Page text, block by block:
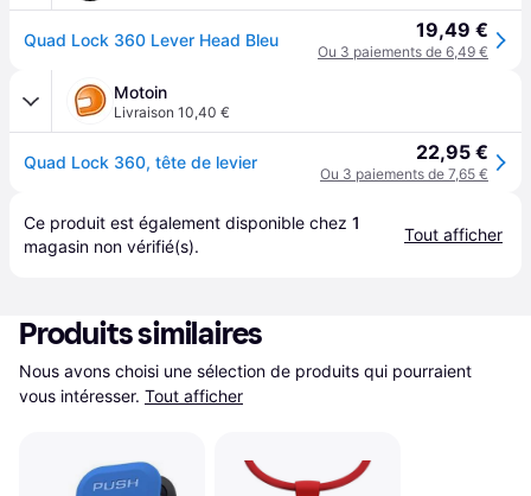
Quad Lock 360 Lever Head Bleu 19,49 €
Ou 3 paiements de 6,49 €
Motoin
Livraison 10,40 €
Quad Lock 360, tête de levier 22,95 €
Ou 3 paiements de 7,65 €
Ce produit est également disponible chez 1
magasin non vérifié(s).
Tout afficher
Produits similaires
Nous avons choisi une sélection de produits qui pourraient
vous intéresser. Tout afficher